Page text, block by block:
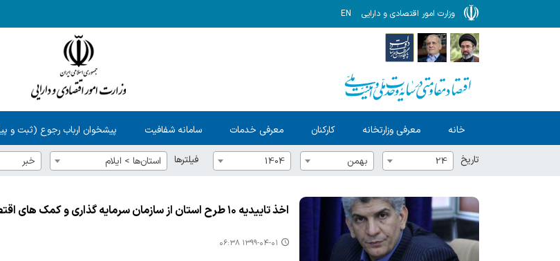
وزارت امور اقتصادی و دارایی EN
خانه معرفی وزارتخانه کارکنان معرفی خدمات سامانه شفافیت پیشخوان ارباب رجوع (ثبت و
تاریخ 24 بهمن 1404 فیلترها استان‌ها > ایلام خبر
اخذ تاییدیه ۱۰ طرح استان از سازمان سرمایه گذاری و كمك های اقتصادی و فنی ایران
۱۳۹۹-۰۴-۰۱ ۰۶:۳۸